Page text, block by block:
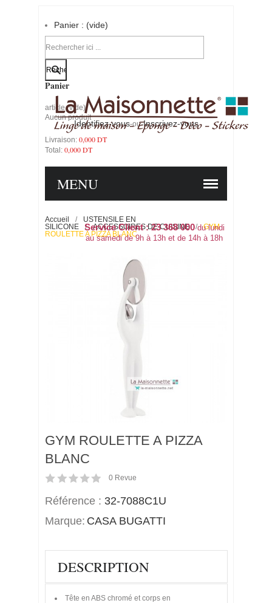
Identifiez-vous-ou-Inscrivez-vous
Panier : (vide)
Votre compte
Panier
article (vide)
Aucun produit
Livraison: 0,000 DT
Total: 0,000 DT
Service Client : 23 368 000du lundi
au samedi de 9h à 13h et de 14h à 18h
MENU
Accueil /
USTENSILE EN
SILICONE
/ ACCESSOIRES DE CUISINE /
GYM
ROULETTE A PIZZA BLANC
GYM ROULETTE A PIZZA
BLANC
0 Revue
Référence : 32-7088C1U
Marque: CASA BUGATTI
DESCRIPTION
Tête en ABS chromé et corps en